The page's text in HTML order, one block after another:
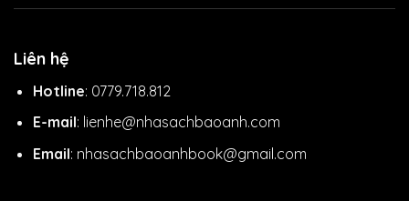
Liên hệ
Hotline: 0779.718.812
E-mail: lienhe@nhasachbaoanh.com
Email: nhasachbaoanhbook@gmail.com